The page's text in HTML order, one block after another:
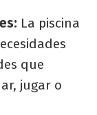
La piscina
que
jugar o